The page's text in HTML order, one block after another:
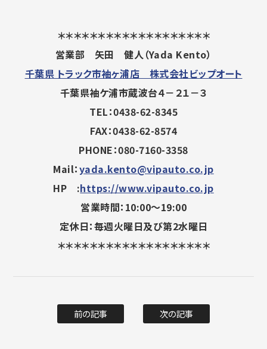
＊＊＊＊＊＊＊＊＊＊＊＊＊＊＊＊＊＊＊
営業部 矢田 健人（Yada Kento）
千葉県 トラック市袖ヶ浦店 株式会社ビップオート
千葉県袖ケ浦市蔵波台４－２１－３
TEL：0438-62-8345
FAX：0438-62-8574
PHONE：080-7160-3358
Mail：yada.kento@vipauto.co.jp
HP :https://www.vipauto.co.jp
営業時間：10:00～19:00
定休日：毎週火曜日及び第2水曜日
＊＊＊＊＊＊＊＊＊＊＊＊＊＊＊＊＊＊＊
前の記事 次の記事